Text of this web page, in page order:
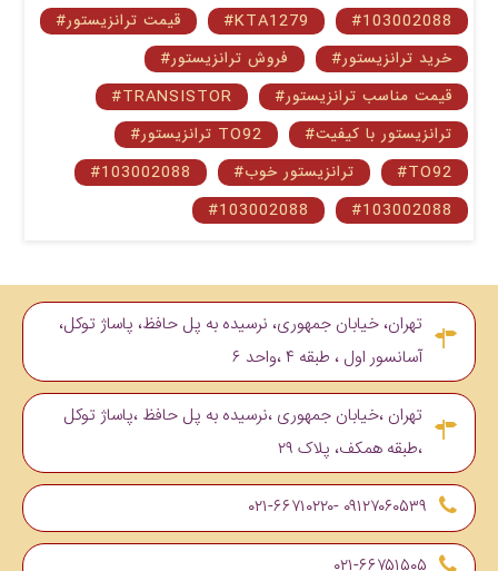
#103002088
#KTA1279
#قیمت ترانزیستور
#خرید ترانزیستور
#فروش ترانزیستور
#قیمت مناسب ترانزیستور
#TRANSISTOR
#ترانزیستور با کیفیت
#ترانزیستور TO92
#TO92
#ترانزیستور خوب
#103002088
#103002088
#103002088
تهران، خیابان جمهوری، نرسیده به پل حافظ، پاساژ توکل،
آسانسور اول ، طبقه ۴ ،واحد ۶
تهران ،خیابان جمهوری ،نرسیده به پل حافظ ،پاساژ توکل
،طبقه همکف، پلاک ۲۹
۰۹۱۲۷۰۶۰۵۳۹ -۰۲۱-۶۶۷۱۰۲۲۰